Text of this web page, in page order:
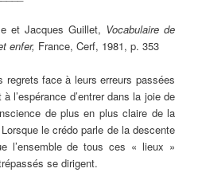
Jacques Guillet, Vocabulaire de
enfer, France, Cerf, 1981, p. 353
regrets face à leurs erreurs passées
l’espérance d’entrer dans la joie de
de plus en plus claire de la
le crédo parle de la descente
l’ensemble de tous ces « lieux »
se dirigent.